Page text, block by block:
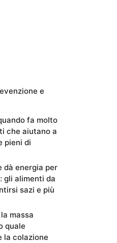
e
fa molto
che aiutano a
pieni di
dà energia per
gli alimenti da
sazi e più
massa
quale
la colazione